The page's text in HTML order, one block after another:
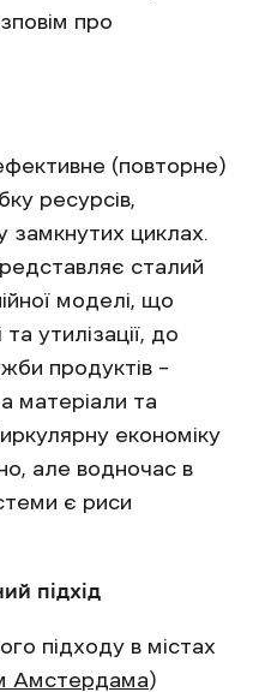
про
(повторне)
ресурсів,
замкнутих циклах.
сталий
моделі, що
утилізації, до
продуктів –
матеріали та
економіку
але водночас в
є риси
підхід
підходу в містах
Амстердама)